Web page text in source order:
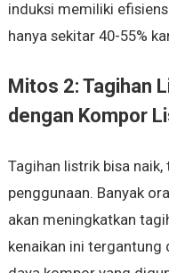
induksi memiliki
hanya sekitar 40-55%
Mitos 2: Tagihan
dengan Kompor
Tagihan listrik bisa
penggunaan. Banyak
akan meningkatkan
kenaikan ini tergantung